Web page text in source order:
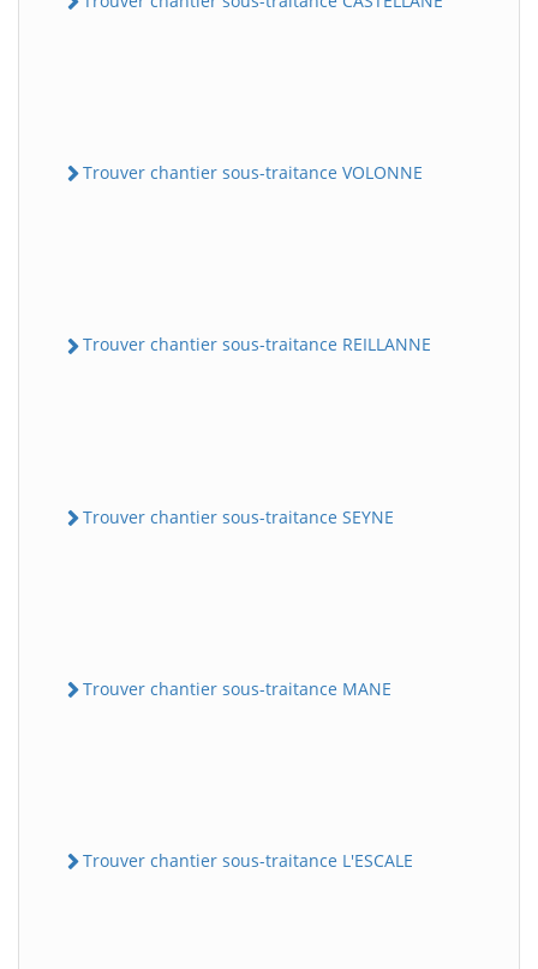
Trouver chantier sous-traitance VOLONNE
Trouver chantier sous-traitance REILLANNE
Trouver chantier sous-traitance SEYNE
Trouver chantier sous-traitance MANE
Trouver chantier sous-traitance L'ESCALE